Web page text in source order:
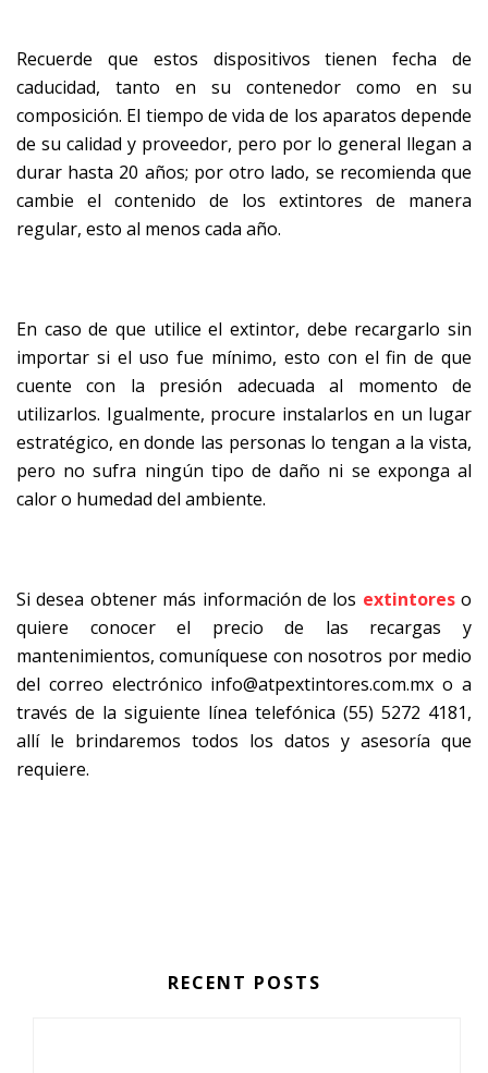
Recuerde que estos dispositivos tienen fecha de
caducidad, tanto en su contenedor como en su
composición. El tiempo de vida de los aparatos depende
de su calidad y proveedor, pero por lo general llegan a
durar hasta 20 años; por otro lado, se recomienda que
cambie el contenido de los extintores de manera
regular, esto al menos cada año.
En caso de que utilice el extintor, debe recargarlo sin
importar si el uso fue mínimo, esto con el fin de que
cuente con la presión adecuada al momento de
utilizarlos. Igualmente, procure instalarlos en un lugar
estratégico, en donde las personas lo tengan a la vista,
pero no sufra ningún tipo de daño ni se exponga al
calor o humedad del ambiente.
Si desea obtener más información de los extintoreso
quiere conocer el precio de las recargas y
mantenimientos, comuníquese con nosotros por medio
del correo electrónico info@atpextintores.com.mx o a
través de la siguiente línea telefónica (55) 5272 4181,
allí le brindaremos todos los datos y asesoría que
requiere.
RECENT POSTS